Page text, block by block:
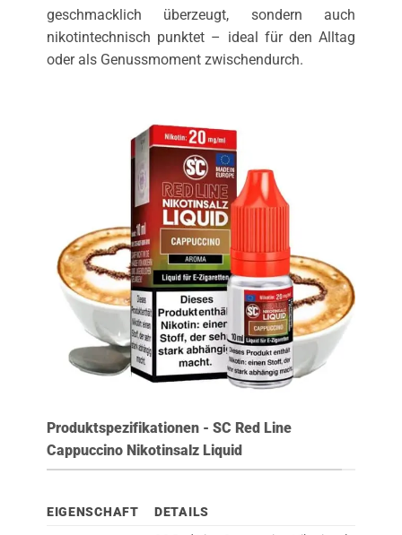
geschmacklich überzeugt, sondern auch
nikotintechnisch punktet – ideal für den Alltag
oder als Genussmoment zwischendurch.
Produktspezifikationen - SC Red Line
Cappuccino Nikotinsalz Liquid
EIGENSCHAFT DETAILS